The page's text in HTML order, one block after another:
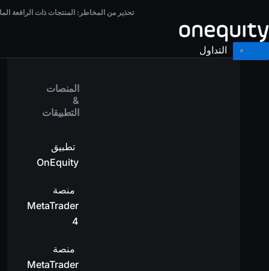
إلى
المحتوى
تحذير من المخاطر: المنتجات ذات الرافعة
المنتجات ذات الرافعة المالية تحمل مستوى عالٍ من المخاطر وقد
التداول
المنصات
&
التطبيقات
تطبيق
OnEquity
منصة
MetaTrader
4
منصة
MetaTrader